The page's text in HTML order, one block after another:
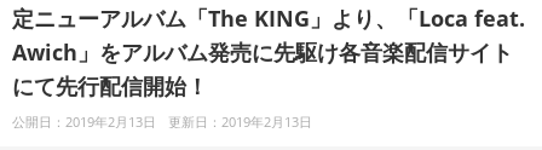
定ニューアルバム「The KING」より、「Loca feat.
Awich」をアルバム発売に先駆け各音楽配信サイト
にて先行配信開始！
公開日：2019年2月13日 更新日：2019年2月13日